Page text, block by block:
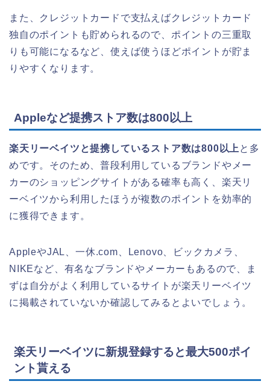
また、クレジットカードで支払えばクレジットカード
独自のポイントも貯められるので、ポイントの三重取
りも可能になるなど、使えば使うほどポイントが貯ま
りやすくなります。
Appleなど提携ストア数は800以上
楽天リーベイツと提携しているストア数は800以上 と多
めです。そのため、普段利用しているブランドやメー
カーのショッピングサイトがある確率も高く、楽天リ
ーベイツから利用したほうが複数のポイントを効率的
に獲得できます。
AppleやJAL、一休.com、Lenovo、ビックカメラ、
NIKEなど、有名なブランドやメーカーもあるので、ま
ずは自分がよく利用しているサイトが楽天リーベイツ
に掲載されていないか確認してみるとよいでしょう。
楽天リーベイツに新規登録すると最大500ポイ
ント貰える